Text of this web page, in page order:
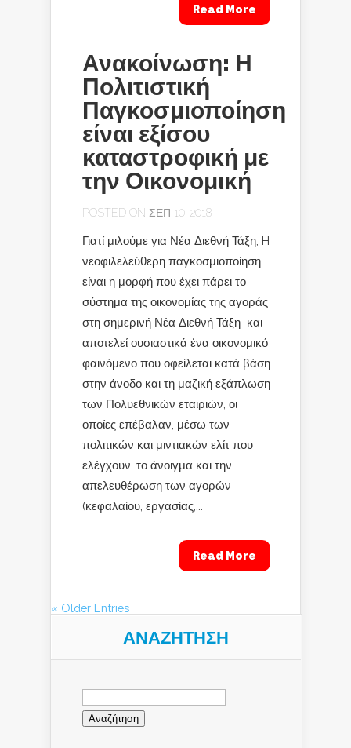
Read More
Ανακοίνωση: Η
Πολιτιστική
Παγκοσμιοποίηση
είναι εξίσου
καταστροφική με
την Οικονομική
POSTED ON ΣΕΠ 10, 2018
Γιατί μιλούμε για Νέα Διεθνή Τάξη; H
νεοφιλελεύθερη παγκοσμιοποίηση
είναι η μορφή που έχει πάρει το
σύστημα της οικονομίας της αγοράς
στη σημερινή Νέα Διεθνή Τάξη και
αποτελεί ουσιαστικά ένα οικονομικό
φαινόμενο που οφείλεται κατά βάση
στην άνοδο και τη μαζική εξάπλωση
των Πολυεθνικών εταιριών, οι
οποίες επέβαλαν, μέσω των
πολιτικών και μιντιακών ελίτ που
ελέγχουν, το άνοιγμα και την
απελευθέρωση των αγορών
(κεφαλαίου, εργασίας,...
Read More
« Older Entries
ΑΝΑΖΉΤΗΣΗ
Αναζήτηση